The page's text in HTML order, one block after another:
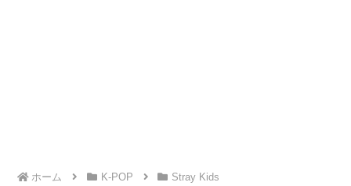
ホーム K-POP Stray Kids